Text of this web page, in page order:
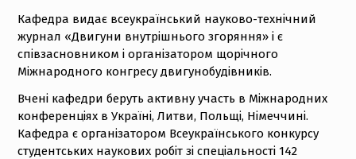
Кафедра видає всеукраїнський науково-технічний
журнал «Двигуни внутрішнього згоряння» і є
співзасновником і організатором щорічного
Міжнародного конгресу двигунобудівників.
Вчені кафедри беруть активну участь в Міжнародних
конференціях в Україні, Литви, Польщі, Німеччині.
Кафедра є організатором Всеукраїнського конкурсу
студентських наукових робіт зі спеціальності 142